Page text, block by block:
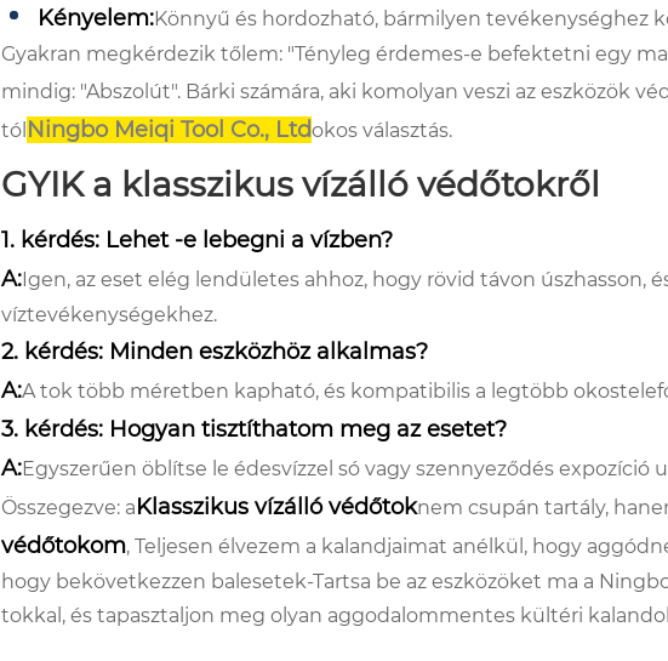
Kényelem:Könnyű és hordozható, bármilyen tevékenységhez
Gyakran megkérdezik tőlem: "Tényleg érdemes-e befektetni egy
mindig: "Abszolút". Bárki számára, aki komolyan veszi az eszközök
tól Ningbo Meiqi Tool Co., Ltdokos választás.
GYIK a klasszikus vízálló védőtokről
1. kérdés: Lehet -e lebegni a vízben?
A:Igen, az eset elég lendületes ahhoz, hogy rövid távon úszhasson,
víztevékenységekhez.
2. kérdés: Minden eszközhöz alkalmas?
A:A tok több méretben kapható, és kompatibilis a legtöbb
3. kérdés: Hogyan tisztíthatom meg az esetet?
A:Egyszerűen öblítse le édesvízzel só vagy szennyeződés expozíció
Összegezve: aKlasszikus vízálló védőtoknem csupán tartály,
védőtokom, Teljesen élvezem a kalandjaimat anélkül, hogy
hogy bekövetkezzen balesetek-Tartsa be az eszközöket ma a
tokkal, és tapasztaljon meg olyan aggodalommentes kültéri